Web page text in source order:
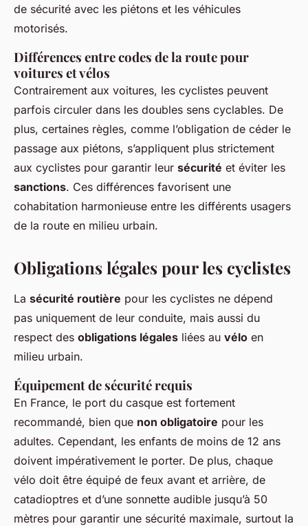
de sécurité avec les piétons et les véhicules
motorisés.
Différences entre codes de la route pour
voitures et vélos
Contrairement aux voitures, les cyclistes peuvent
parfois circuler dans les doubles sens cyclables. De
plus, certaines règles, comme l’obligation de céder le
passage aux piétons, s’appliquent plus strictement
aux cyclistes pour garantir leur sécurité et éviter les
sanctions. Ces différences favorisent une
cohabitation harmonieuse entre les différents usagers
de la route en milieu urbain.
Obligations légales pour les cyclistes
La sécurité routière pour les cyclistes ne dépend
pas uniquement de leur conduite, mais aussi du
respect des obligations légales liées au vélo en
milieu urbain.
Équipement de sécurité requis
En France, le port du casque est fortement
recommandé, bien que non obligatoire pour les
adultes. Cependant, les enfants de moins de 12 ans
doivent impérativement le porter. De plus, chaque
vélo doit être équipé de feux avant et arrière, de
catadioptres et d’une sonnette audible jusqu’à 50
mètres pour garantir une sécurité maximale, surtout la